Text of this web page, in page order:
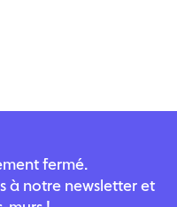
fermé.
à notre newsletter et